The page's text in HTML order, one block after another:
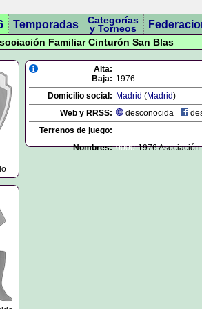
Temporadas Categorías
y Torneos
Familiar Cinturón San Blas
Alta:
Baja: 1976
Domicilio social: Madrid (Madrid)
Web y RRSS:
desconocida
Terrenos de juego:
Nombres: 0000-1976